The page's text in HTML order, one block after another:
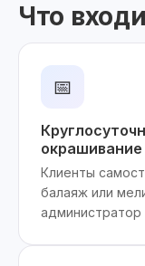
Что
📅
окрашивание
Клиенты
балаяж или
администратор